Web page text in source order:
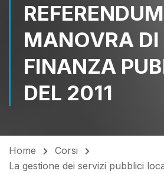
MANOVRA DI
FINANZA
DEL 2011
Home
Corsi
La gestione dei servizi pubblici